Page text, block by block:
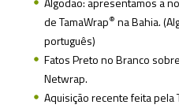
de TamaWrap® na Bahia.
português)
Fatos Preto no Branco
Netwrap.
Aquisição recente feita pela